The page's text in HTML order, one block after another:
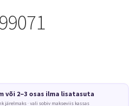
või 2–3 osas ilma lisatasuta
järelmaks · vali sobiv makseviis kassas